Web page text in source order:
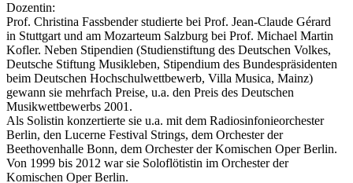
Dozentin:
Prof. Christina Fassbender studierte bei Prof. Jean-Claude Gérard
in Stuttgart und am Mozarteum Salzburg bei Prof. Michael Martin
Kofler. Neben Stipendien (Studienstiftung des Deutschen Volkes,
Deutsche Stiftung Musikleben, Stipendium des Bundespräsidenten
beim Deutschen Hochschulwettbewerb, Villa Musica, Mainz)
gewann sie mehrfach Preise, u.a. den Preis des Deutschen
Musikwettbewerbs 2001.
Als Solistin konzertierte sie u.a. mit dem Radiosinfonieorchester
Berlin, den Lucerne Festival Strings, dem Orchester der
Beethovenhalle Bonn, dem Orchester der Komischen Oper Berlin.
Von 1999 bis 2012 war sie Soloflötistin im Orchester der
Komischen Oper Berlin.